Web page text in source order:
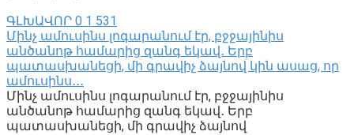
ԳԼԽԱՎՈՐ 0 1 531
Մինչ ամուսինս լոգարանում էր, բջջայինիս
անծանոթ համարից զանգ եկավ․ Երբ
պատասխանեցի, մի գրավիչ ձայնով կին ասաց, որ
ամուսինս․․․
Մինչ ամուսինս լոգարանում էր, բջջայինիս
անծանոթ համարից զանգ եկավ․ Երբ
պատասխանեցի, մի գրավիչ ձայնով